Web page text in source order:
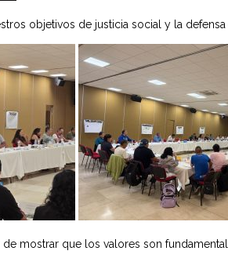
objetivos de justicia social y la
mostrar que los valores son